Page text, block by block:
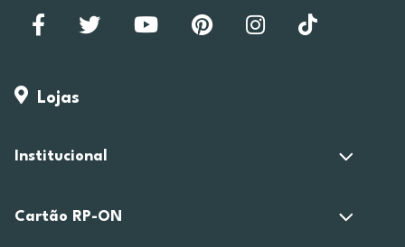
Lojas
Institucional
Cartão RP-ON